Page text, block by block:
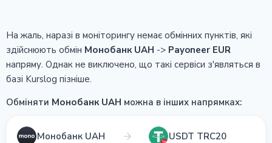
На жаль, наразі в моніторингу немає обмінних пунктів, які
здійснюють обмін Монобанк UAH -> Payoneer EUR
напряму. Однак не виключено, що такі сервіси з'являться в
базі Kurslog пізніше.
Обміняти Монобанк UAH можна в інших напрямках:
Монобанк UAH USDT TRC20